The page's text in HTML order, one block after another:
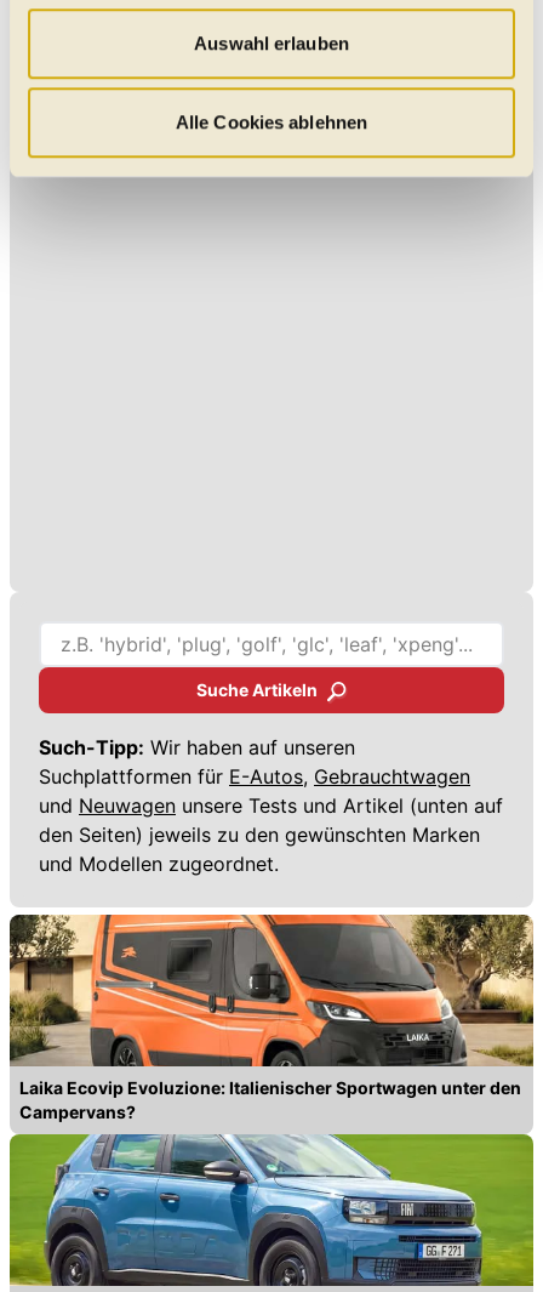
„Statistik“ und „Präferenzen“ möchten wir Ihren Website-
Besuch so komfortabel wie möglich gestalten - mit Klick
"Auswahl erlauben" können Sie selbst entscheiden,
welche Kategorien Sie zulassen möchten. Es werden nur
Daten verarbeitet, für die Sie uns Ihr Einverständnis
geben. Bitte beachten Sie, dass durch eine
Auswahl erlauben
Alle Cookies ablehnen
Suche Artikeln
Such-Tipp: Wir haben auf unseren
Suchplattformen für E-Autos, Gebrauchtwagen
und Neuwagen unsere Tests und Artikel (unten auf
den Seiten) jeweils zu den gewünschten Marken
und Modellen zugeordnet.
Laika Ecovip Evoluzione: Italienischer Sportwagen unter den
Campervans?